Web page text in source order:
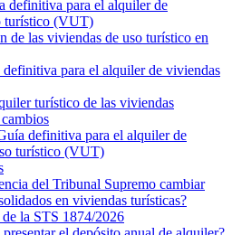
definitiva para el alquiler de
turístico (VUT)
de las viviendas de uso turístico en
para el alquiler de viviendas
turístico de las viviendas
definitiva para el alquiler de
turístico (VUT)
del Tribunal Supremo cambiar
en viviendas turísticas?
la STS 1874/2026